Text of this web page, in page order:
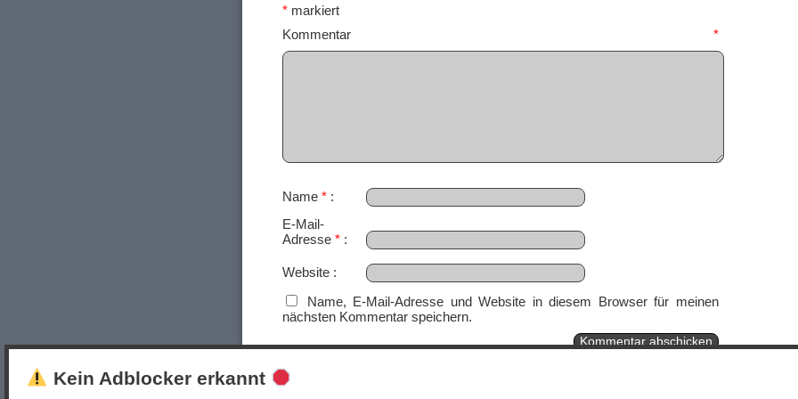
* markiert
Kommentar *
Name *
E-Mail-
Adresse *
Website
Name, E-Mail-Adresse und Website in diesem Browser für meinen
nächsten Kommentar speichern.
Kein Adblocker erkannt